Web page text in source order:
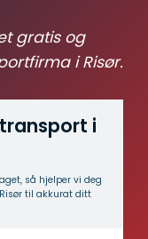
gratis og
i Risør.
i
så hjelper vi deg
til akkurat ditt